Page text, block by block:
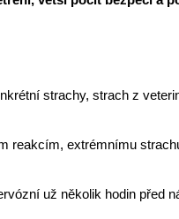
strachy, strach z
reakcím, extrémnímu
už několik hodin před